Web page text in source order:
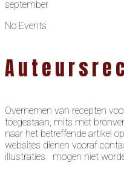
september
No Events
Overnemen van recepten
toegestaan, mits met
naar het betreffende artikel
websites dienen vooraf
illustraties mogen niet